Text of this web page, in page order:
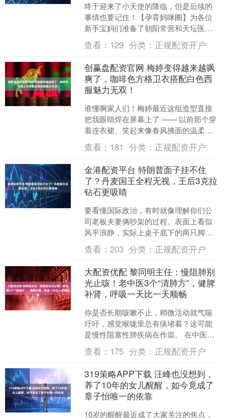
终于迎来了小天使的降临，但是后续的
事情也要记住！【孕育妈咪圈】为各位
新手宝妈们准备了朝阳常营和天坛医院
从入院出院到出生证明办理再到后续复
查等各个方面的对比，请查....
查看： 129 分类： 正规配资开户
创赢盘配资官网 梅婷变得越来越飒
爽了，咖啡色方格卫衣搭配白色西
服魅力无双！
谁懂啊家人们！梅婷最近这组造型直接
把我眼睛焊在屏幕上了 —— 以前那个穿
着连衣裙、笑起来像春风拂面的温柔姐
姐，居然穿着咖啡格卫衣配白色西服，
走路带风的样子，我差....
查看： 181 分类： 正规配资开户
金港配资平台 特朗普面子挂不住
了？丹麦国王全程无视，王后3克拉
钻石更吸睛
要看懂国际政治，有时就像理解你们公
司老板夫妻俩吵架的过程。表面上看似
风平浪静，实际上桌子底下的两只脚不
停地踢，互相碰撞的全是利益。最近丹
麦王室上演的一幕，简直就....
查看：203 分类： 正规配资开户
大配资优配 黎同明主任：慢阻肺别
光止咳！老中医3个“清肺方”，健脾
补肾，呼吸一天比一天顺畅
你是否长期咳嗽不止，稍微活动就气喘
吁吁，感觉喉咙里总有痰堵着？这可能
是慢性阻塞性肺疾病在作祟。 在中医
里，它属于“肺胀”、“喘证”范畴，其病位
虽然在肺，但根本原....
查看： 175 分类： 正规配资开户
319策略APP下载 汪峰也没想到，
养了10年的女儿醒醒，如今竟成了
章子怡唯一的依靠
10岁的醒醒最近成了大家关注的焦点，